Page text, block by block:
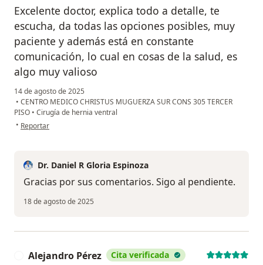
Excelente doctor, explica todo a detalle, te
escucha, da todas las opciones posibles, muy
paciente y además está en constante
comunicación, lo cual en cosas de la salud, es
algo muy valioso
14 de agosto de 2025
• CENTRO MEDICO CHRISTUS MUGUERZA SUR CONS 305 TERCER
PISO • Cirugía de hernia ventral
• en opinión del usuario Denisse Pedraza
Reportar
Dr. Daniel R Gloria Espinoza
Gracias por sus comentarios. Sigo al pendiente.
18 de agosto de 2025
Alejandro Pérez Cita verificada